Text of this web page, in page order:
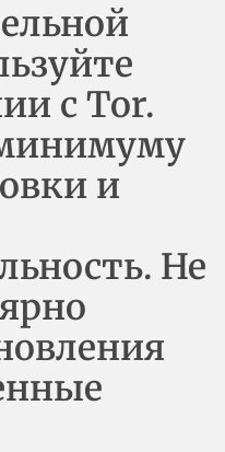
с Tor.
и
Не